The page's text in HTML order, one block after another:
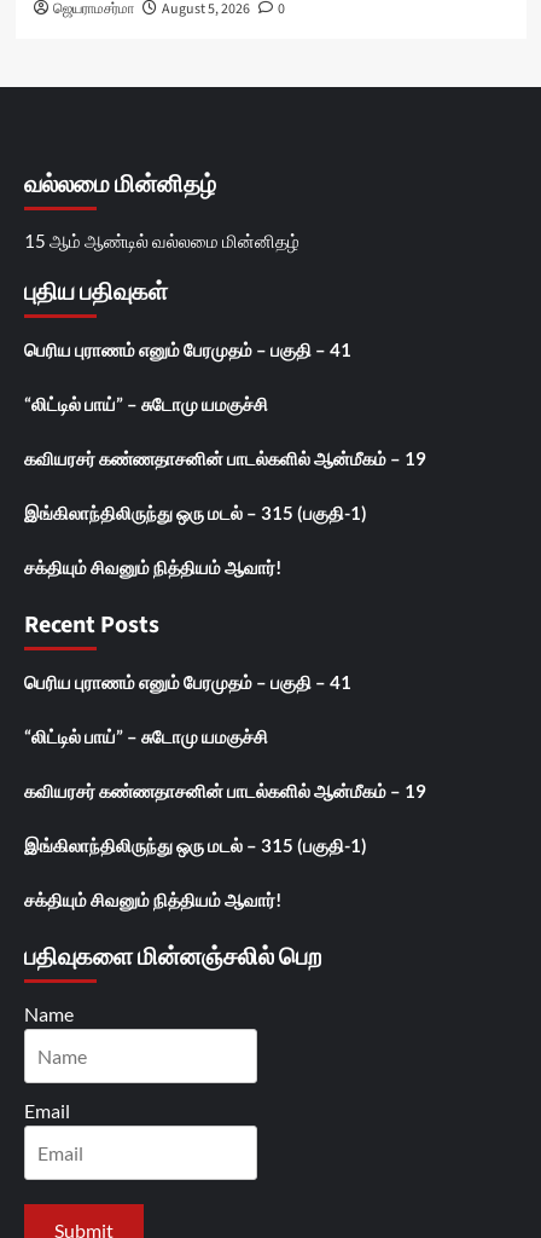
ஜெயராமசர்மா August 5, 2026 0
வல்லமை மின்னிதழ்
15 ஆம் ஆண்டில் வல்லமை மின்னிதழ்
புதிய பதிவுகள்
பெரிய புராணம் எனும் பேரமுதம் – பகுதி – 41
“லிட்டில் பாய்” – சுடோமு யமகுச்சி
கவியரசர் கண்ணதாசனின் பாடல்களில் ஆன்மீகம் – 19
இங்கிலாந்திலிருந்து ஒரு மடல் – 315 (பகுதி-1)
சக்தியும் சிவனும் நித்தியம் ஆவார்!
Recent Posts
பெரிய புராணம் எனும் பேரமுதம் – பகுதி – 41
“லிட்டில் பாய்” – சுடோமு யமகுச்சி
கவியரசர் கண்ணதாசனின் பாடல்களில் ஆன்மீகம் – 19
இங்கிலாந்திலிருந்து ஒரு மடல் – 315 (பகுதி-1)
சக்தியும் சிவனும் நித்தியம் ஆவார்!
பதிவுகளை மின்னஞ்சலில் பெற
Name
Email